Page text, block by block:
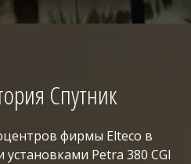
Спутник
фирмы Elteco в
Petra 380 CGI